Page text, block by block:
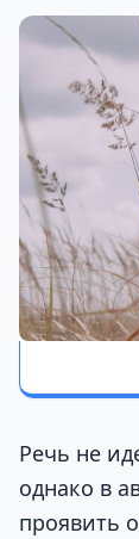
Речь не
однако в
проявить